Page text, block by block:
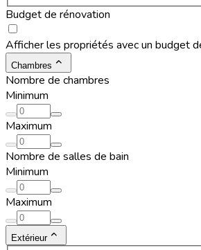
Budget de rénovation
Afficher les propriétés avec un budget
Chambres
Nombre de chambres
Minimum
Maximum
Nombre de salles de bain
Minimum
Maximum
Extérieur